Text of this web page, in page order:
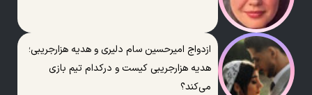
ازدواج امیرحسین سام دلیری و هدیه هزارجریبی؛
هدیه هزارجریبی کیست و درکدام تیم بازی
می‌کند؟